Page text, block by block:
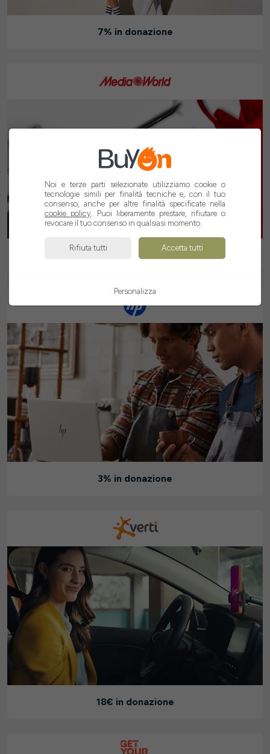
7% in donazione
2,02% in donazione
3% in donazione
18€ in donazione
Noi e terze parti selezionate utilizziamo cookie o
tecnologie simili per finalità tecniche e, con il tuo
consenso, anche per altre finalità specificate nella
cookie policy. Puoi liberamente prestare, rifiutare o
revocare il tuo consenso in qualsiasi momento.
Rifiuta tutti Accetta tutti
Personalizza